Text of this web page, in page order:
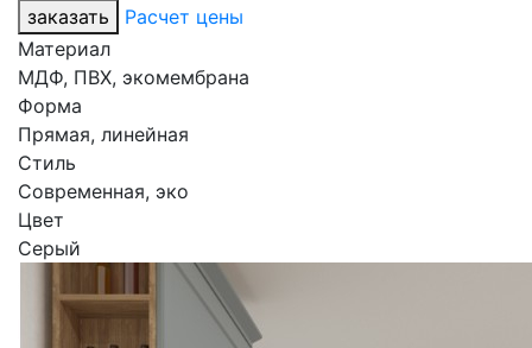
заказать
Расчет цены
Материал
МДФ, ПВХ, экомембрана
Форма
Прямая, линейная
Стиль
Современная, эко
Цвет
Серый